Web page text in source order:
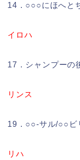
14．○○○にほへと
イロハ
17．シャンプーの
リンス
19．○○-サル/○○ビ
リハ